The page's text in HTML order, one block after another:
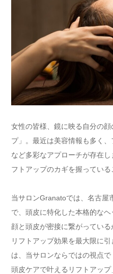
女性の皆様、鏡に映る自分の
プ」。最近は美容情報も多く
など多彩なアプローチが存在
フトアップのカギを握ってい
当サロンGranatoでは、名古屋
で、頭皮に特化した本格的なヘ
顔と頭皮が密接に繋がってい
リフトアップ効果を最大限に
は、当サロンならではの視点
頭皮ケアで叶えるリフトアップ